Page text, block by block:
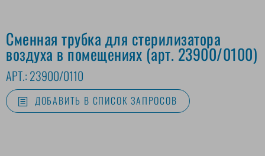
Сменная трубка для стерилизатора
воздуха в помещениях (арт. 23900/0100)
АРТ.: 23900/0110
ДОБАВИТЬ В СПИСОК ЗАПРОСОВ